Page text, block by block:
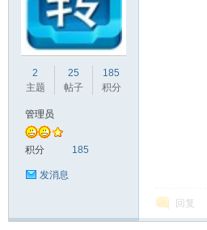
户
2
主题
25
帖子
185
积分
管理员
积分 185
发消息
回复